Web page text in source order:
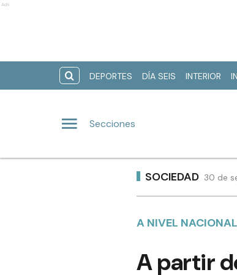
Ads
DEPORTES DÍA SEIS INTERIOR
Secciones
SOCIEDAD 30 de
A NIVEL NACIONAL
A partir